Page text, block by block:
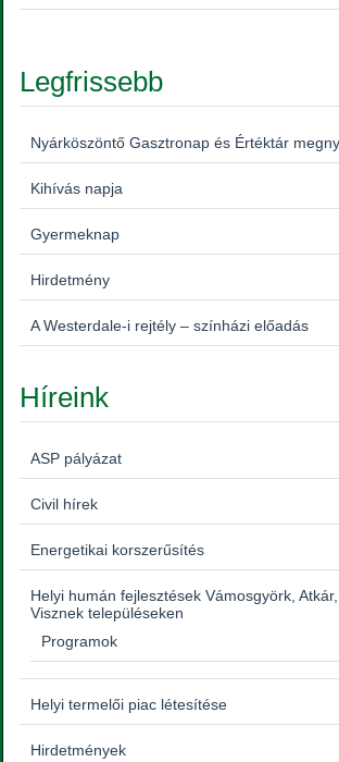
Legfrissebb
Nyárköszöntő Gasztronap és Értéktár
Kihívás napja
Gyermeknap
Hirdetmény
A Westerdale-i rejtély – színházi előadás
Híreink
ASP pályázat
Civil hírek
Energetikai korszerűsítés
Helyi humán fejlesztések Vámosgyörk,
Visznek településeken
Programok
Helyi termelői piac létesítése
Hirdetmények